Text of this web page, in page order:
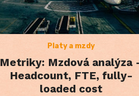
Platy a mzdy
Metriky: Mzdová analýza
Headcount, FTE, fully-
loaded cost